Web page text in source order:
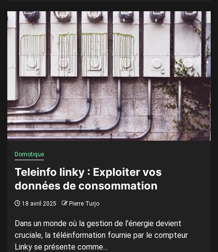
Domotique
Teleinfo linky : Exploiter vos
données de consommation
18 avril 2025 Pierre Turjo
Dans un monde où la gestion de l'énergie devient
cruciale, la téléinformation fournie par le compteur
Linky se présente comme...